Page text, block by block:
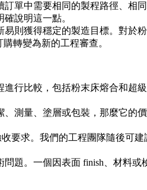
單中需要相同的製程路徑、相
說明這一點。
則獲得穩定的製造目標。對
轉變為新的工程審查。
進行比較，包括粉末床熔合和超
測量、塗層或包裝，那麼它
要求。我們的工程團隊隨後可建
題。一個因表面 finish、材料